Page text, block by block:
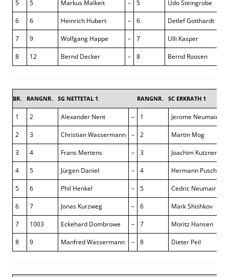
5 5 Markus Malkeit – 5 Udo Steingrobe
6 6 Heinrich Hubert – 6 Detlef Gotthardt
7 9 Wolfgang Happe – 7 Ulli Kasper
8 12 Bernd Decker – 8 Bernd Roosen
BR. RANGNR. SG NETTETAL 1 RANGNR. SC ERKRATH 1
1 2 Alexander Nent – 1 Jerome Neumair
2 3 Christian Wassermann – 2 Martin Mog
3 4 Frans Mertens – 3 Joachim Kutzner
4 5 Jürgen Daniel – 4 Hermann Pusch
5 6 Phil Henkel – 5 Cedric Neumair
6 7 Jonas Kurzweg – 6 Mark Shishkov
7 1003 Eckehard Dombrowe – 7 Moritz Hansen
8 9 Manfred Wassermann – 8 Dieter Peil